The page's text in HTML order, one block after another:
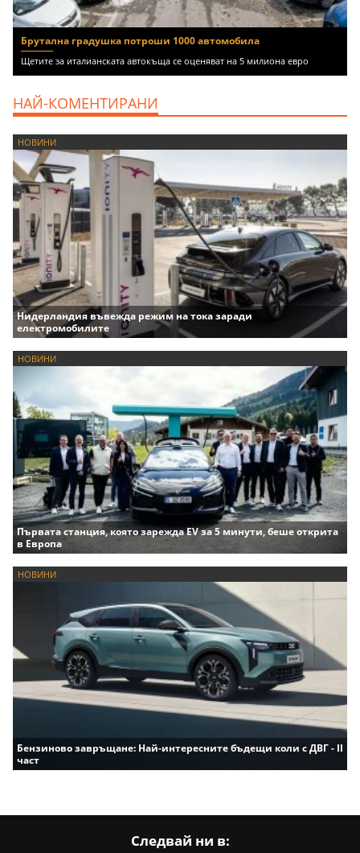
Брутална градушка потроши 1000 автомобила
Щетите за италианската автокъща се оценяват на 5 милиона евро
НАЙ-КОМЕНТИРАНИ
НОВИНИ
Нидерландия въвежда режим на тока заради
електромобилите
НОВИНИ
Първата станция, която зарежда EV за 5 минути, беше открита
в Европа
НОВИНИ
Бензиново завръщане: Най-интересните бъдещи коли с ДВГ - II
част
Следвай ни в: